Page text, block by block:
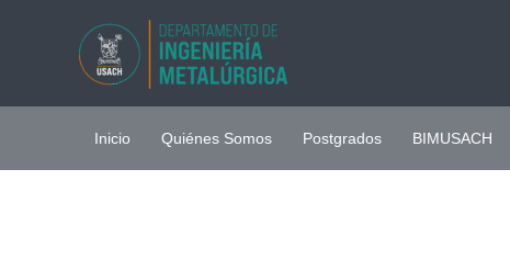
Inicio Quiénes Somos Postgrados BIMUSACH